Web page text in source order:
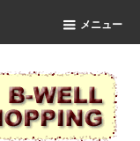
メニュー